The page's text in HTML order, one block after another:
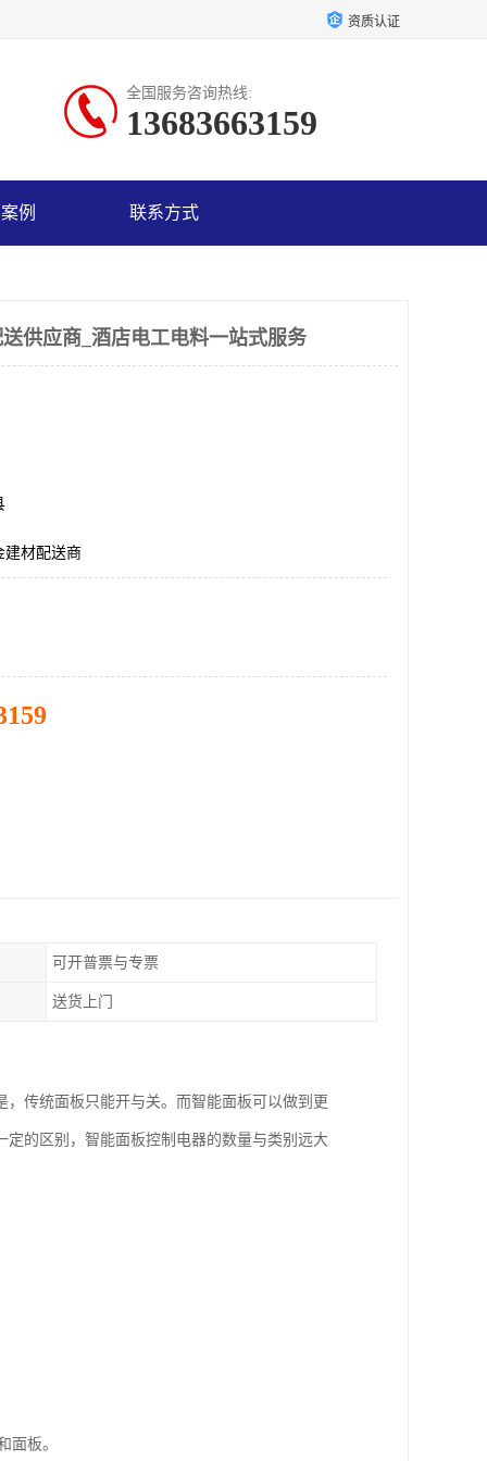
资质认证
全国服务咨询热线:
13683663159
例 联系方式
供应商_酒店电工电料一站式服务
建材配送商
可开普票与专票
送货上门
传统面板只能开与关。而智能面板可以做到更
的区别，智能面板控制电器的数量与类别远大
面板。